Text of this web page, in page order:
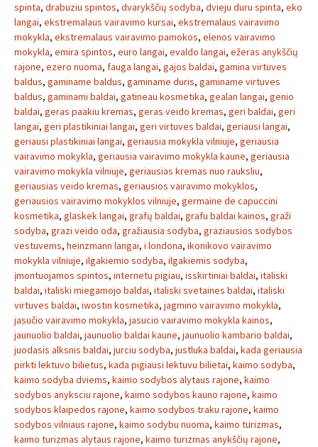
spinta, drabuziu spintos, dvarykščių sodyba, dvieju duru spinta, eko
langai, ekstremalaus vairavimo kursai, ekstremalaus vairavimo
mokykla, ekstremalaus vairavimo pamokos, elenos vairavimo
mokykla, emira spintos, euro langai, evaldo langai, ežeras anykščių
rajone, ezero nuoma, fauga langai, gajos baldai, gamina virtuves
baldus, gaminame baldus, gaminame duris, gaminame virtuves
baldus, gaminami baldai, gatineau kosmetika, gealan langai, genio
baldai, geras paakiu kremas, geras veido kremas, geri baldai, geri
langai, geri plastikiniai langai, geri virtuves baldai, geriausi langai,
geriausi plastikiniai langai, geriausia mokykla vilniuje, geriausia
vairavimo mokykla, geriausia vairavimo mokykla kaune, geriausia
vairavimo mokykla vilniuje, geriausias kremas nuo rauksliu,
geriausias veido kremas, geriausios vairavimo mokyklos,
geriausios vairavimo mokyklos vilniuje, germaine de capuccini
kosmetika, glaskek langai, grafų baldai, grafu baldai kainos, graži
sodyba, grazi veido oda, gražiausia sodyba, graziausios sodybos
vestuvems, heinzmann langai, i londona, ikonikovo vairavimo
mokykla vilniuje, ilgakiemio sodyba, ilgakiemis sodyba,
įmontuojamos spintos, internetu pigiau, isskirtiniai baldai, italiski
baldai, italiski miegamojo baldai, italiski svetaines baldai, italiski
virtuves baldai, iwostin kosmetika, jagmino vairavimo mokykla,
jasučio vairavimo mokykla, jasucio vairavimo mokykla kainos,
jaunuolio baldai, jaunuolio baldai kaune, jaunuolio kambario baldai,
juodasis alksnis baldai, jurciu sodyba, justluka baldai, kada geriausia
pirkti lektuvo bilietus, kada pigiausi lektuvu bilietai, kaimo sodyba,
kaimo sodyba dviems, kaimo sodybos alytaus rajone, kaimo
sodybos anyksciu rajone, kaimo sodybos kauno rajone, kaimo
sodybos klaipedos rajone, kaimo sodybos traku rajone, kaimo
sodybos vilniaus rajone, kaimo sodybu nuoma, kaimo turizmas,
kaimo turizmas alytaus rajone, kaimo turizmas anykščių rajone,